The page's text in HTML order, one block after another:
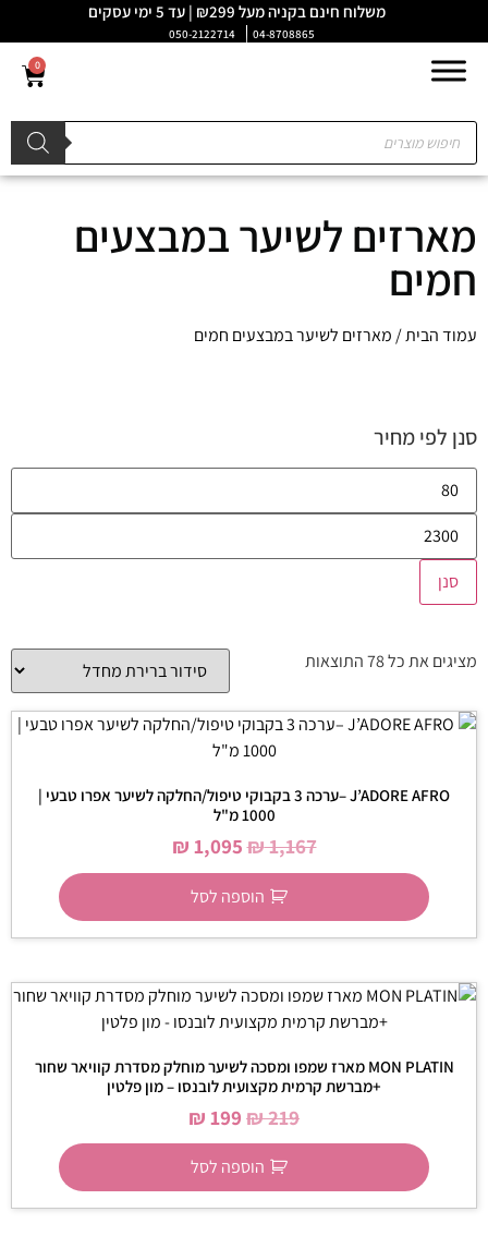
משלוח חינם בקניה מעל ₪299 | עד 5 ימי עסקים
04-8708865
050-2122714
0
מארזים לשיער במבצעים
חמים
עמוד הבית/ מארזים לשיער במבצעים חמים
סנן לפי מחיר
סנן
מציגים את כל ⁦78⁩ התוצאות
J’ADORE AFRO –ערכה 3 בקבוקי טיפול/החלקה לשיער אפרו טבעי |
1000 מ"ל
₪1,167
₪1,095
הוספה לסל
MON PLATIN מארז שמפו ומסכה לשיער מוחלק מסדרת קוויאר שחור
+מברשת קרמית מקצועית לובנסו – מון פלטין
₪219
₪199
הוספה לסל